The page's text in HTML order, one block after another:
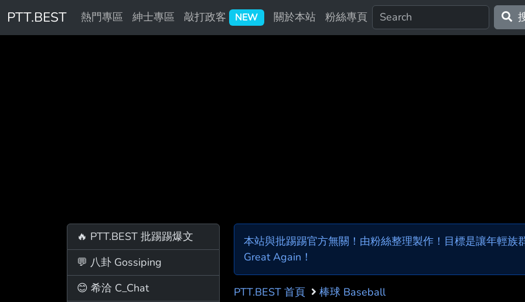
PTT.BEST 熱門專區 紳士專區 敲打政客 NEW 關於本站 粉絲專頁
🔥 PTT.BEST 批踢踢爆文
💬 八卦 Gossiping
😊 希洽 C_Chat
本站與批踢踢官方無關！由粉絲整理製作！目標是讓年輕族
Great Again！
PTT.BEST 首頁 棒球 Baseball